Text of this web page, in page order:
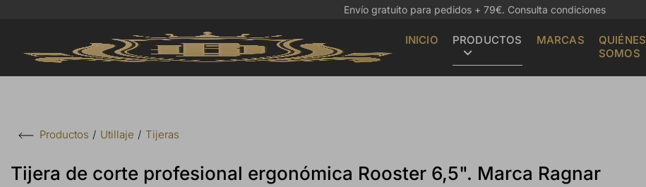
Envío gratuito para pedidos + 79€. Consulta condiciones
INICIO PRODUCTOS MARCAS
QUIÉNES
SOMOS
Productos Utillaje Tijeras
Tijera de corte profesional ergonómica Rooster 6,5". Marca Ragnar